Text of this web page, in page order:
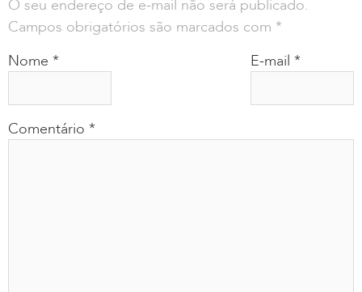
O seu endereço de e-mail não será publicado.
Campos obrigatórios são marcados com *
Comentário *
Nome * E-mail *